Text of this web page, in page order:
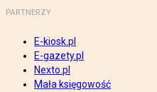
PARTNERZY
E-kiosk.pl
E-gazety.pl
Nexto.pl
Mała księgowość